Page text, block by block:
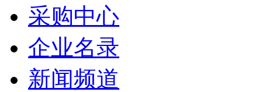
采购中心
企业名录
新闻频道